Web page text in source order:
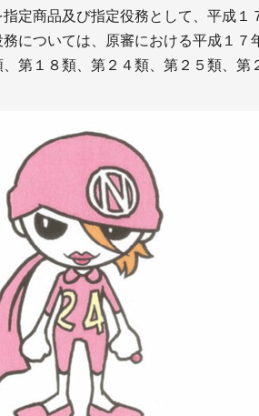
定商品及び指定役務として、平成１
については、原審における平成１
第１８類、第２４類、第２５類、